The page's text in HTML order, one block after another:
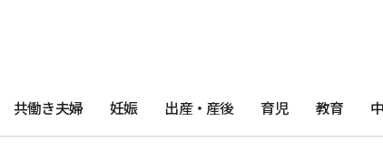
共働き夫婦 妊娠 出産・産後 育児 教育